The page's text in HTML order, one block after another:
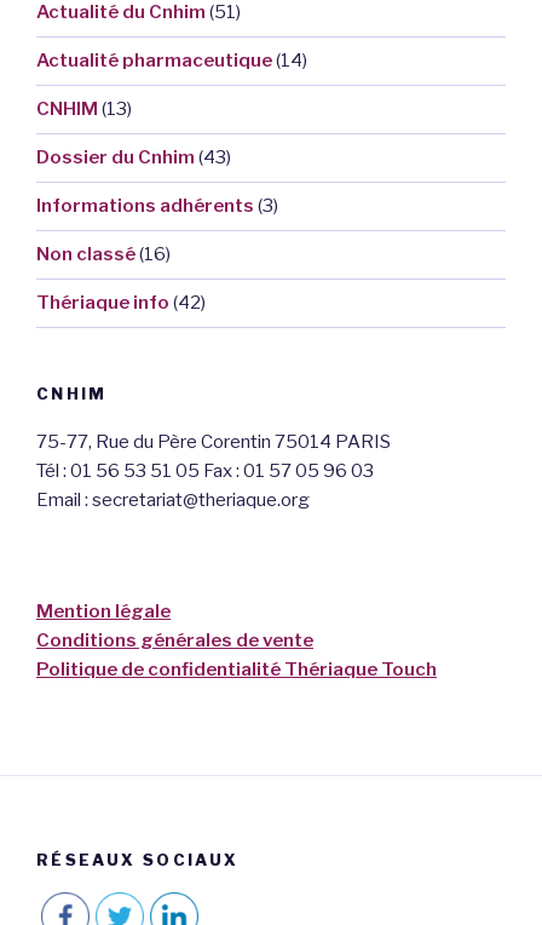
Actualité du Cnhim (51)
Actualité pharmaceutique(14)
CNHIM (13)
Dossier du Cnhim (43)
Informations adhérents (3)
Non classé(16)
Thériaque info (42)
CNHIM
75-77, Rue du Père Corentin 75014 PARIS
Tél : 01 56 53 51 05 Fax : 01 57 05 96 03
Email : secretariat@theriaque.org
Mention légale
Conditions générales de vente
Politique de confidentialité Thériaque Touch
RÉSEAUX SOCIAUX